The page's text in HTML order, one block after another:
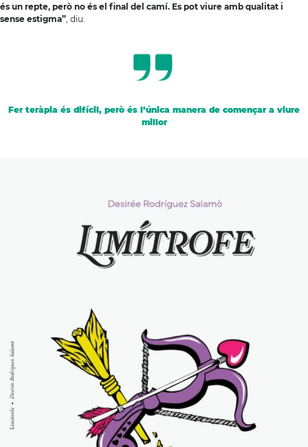
és un repte, però no és el final del camí. Es pot viure amb qualitat i
sense estigma” , diu.
Fer teràpia és difícil, però és l’única manera de començar a viure
millor